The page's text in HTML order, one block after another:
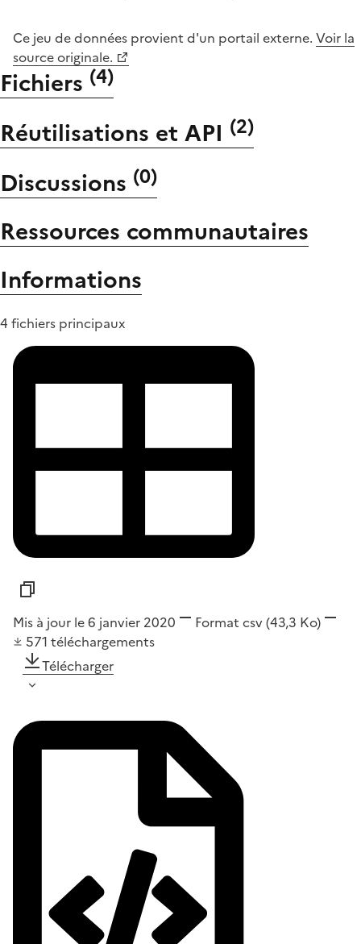
Ce jeu de données provient d'un portail externe. Voir la
source originale.
Fichiers (4)
Réutilisations et API (2)
Discussions (0)
Ressources communautaires
Informations
4 fichiers principaux
Mis à jour le 6 janvier 2020 Format csv(43,3 Ko)
571 téléchargements
Télécharger